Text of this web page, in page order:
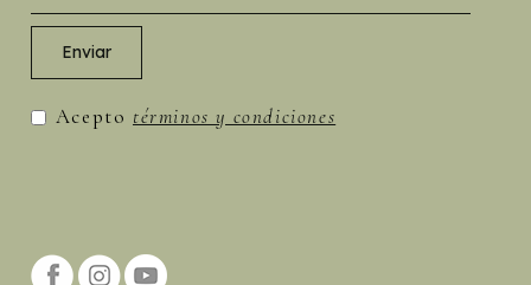
Acepto términos y condiciones